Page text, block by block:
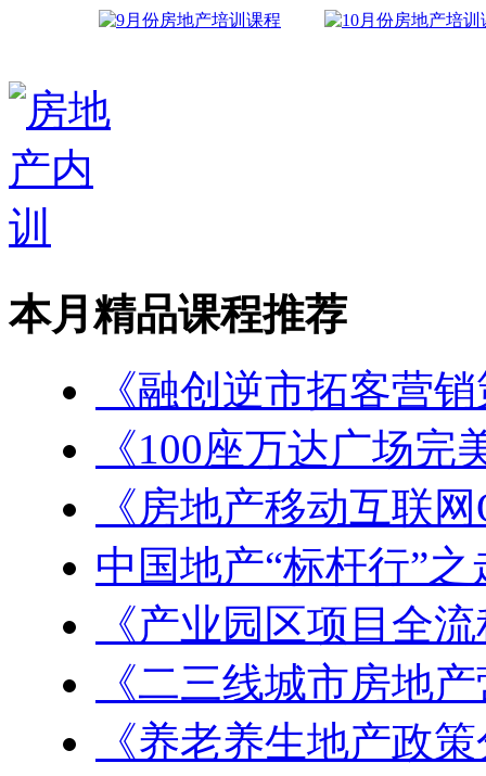
本月精品课程推荐
《融创逆市拓客营
《100座万达广场
《房地产移动互联
中国地产“标杆行”
《产业园区项目全
《二三线城市房地
《养老养生地产政